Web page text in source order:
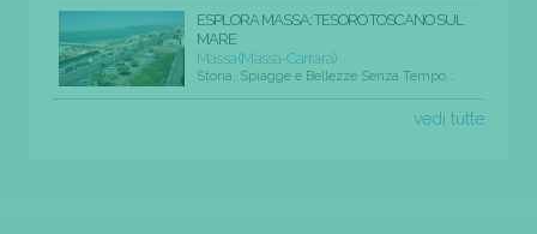
ESPLORA MASSA: TESORO TOSCANO SUL
MARE
Massa (Massa-Carrara)
Storia, Spiagge e Bellezze Senza Tempo...
vedi tutte